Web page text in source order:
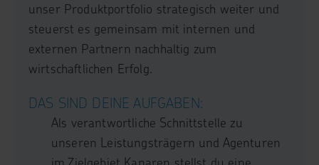
unser Produktportfolio strategisch weiter und
steuerst es gemeinsam mit internen und
externen Partnern nachhaltig zum
wirtschaftlichen Erfolg.
DAS SIND DEINE AUFGABEN:
Als verantwortliche Schnittstelle zu
unseren Leistungsträgern und Agenturen